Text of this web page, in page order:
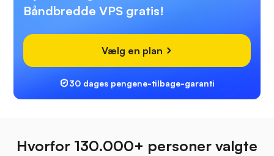
Båndbredde VPS gratis!
Vælg en plan
30 dages pengene-tilbage-garanti
Hvorfor 130.000+ personer valgte